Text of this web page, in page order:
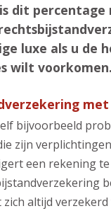
dit percentage
luxe als u de
wilt voorkomen.
met
bijvoorbeeld
zijn
een rekening
altijd